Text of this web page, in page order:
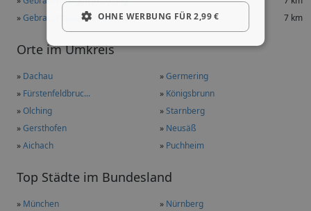
»Gebrauchtwagen in Mering 7 km
Orte im Umkreis
» Dachau »Germering
» Fürstenfeldbruc... » Königsbrunn
»Olching »Starnberg
»Gersthofen » Neusäß
»Aichach » Puchheim
Top Städte im Bundesland
» München » Nürnberg
OHNE WERBUNG FÜR 2,99 €